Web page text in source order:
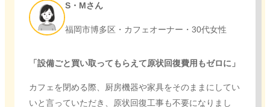
S・Mさん
福岡市博多区・カフェオーナー・30代女性
「設備ごと買い取ってもらえて原状回復費用もゼロに」
カフェを閉める際、厨房機器や家具をそのままにしてい
いと言っていただき、原状回復工事も不要になりまし